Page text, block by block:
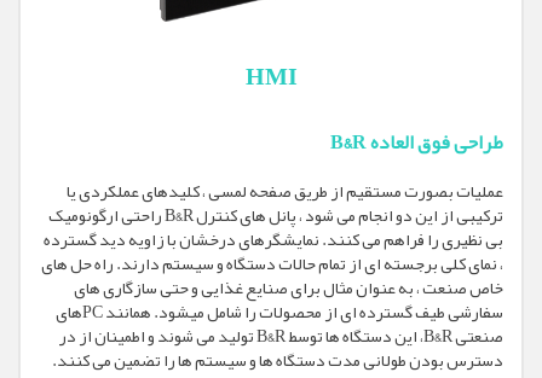
HMI
طراحی فوق العاده B&R
عملیات بصورت مستقیم از طریق صفحه لمسی ، کلیدهای عملکردی یا
ترکیبی از این دو انجام می شود ، پانل های کنترل B&R راحتی ارگونومیک
بی نظیری را فراهم می کنند. نمایشگرهای درخشان با زاویه دید گسترده
، نمای کلی برجسته ای از تمام حالات دستگاه و سیستم دارند. راه حل های
خاص صنعت ، به عنوان مثال برای صنایع غذایی و حتی سازگاری های
سفارشی طیف گسترده ای از محصولات را شامل میشود. همانند PCهای
صنعتی B&R، این دستگاه ها توسط B&R تولید می شوند و اطمینان از در
دسترس بودن طولانی مدت دستگاه ها و سیستم ها را تضمین می کنند.